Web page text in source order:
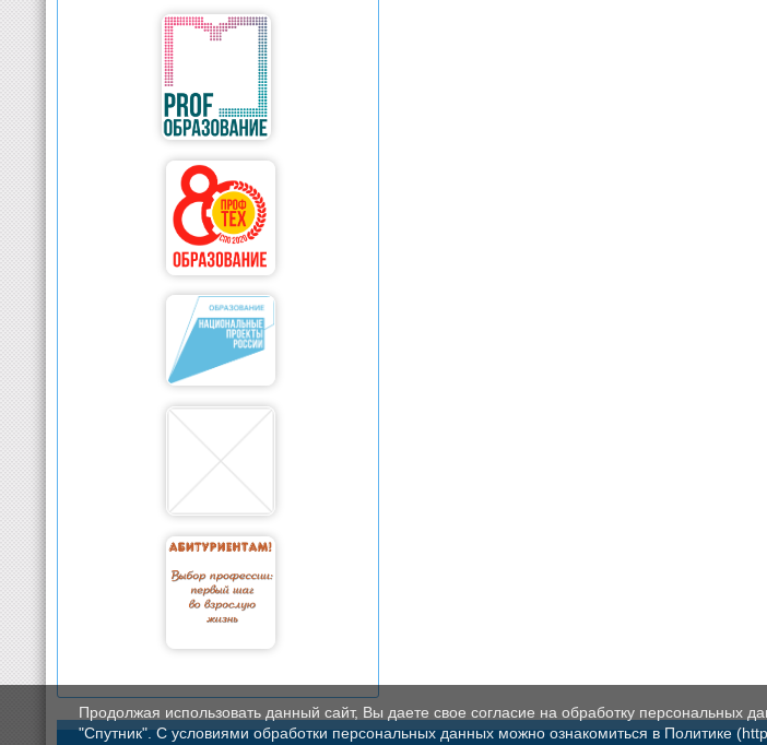
Продолжая использовать данный сайт, Вы даете свое согласие на обработку
"Спутник". С условиями обработки персональных данных можно ознакомиться в Политике